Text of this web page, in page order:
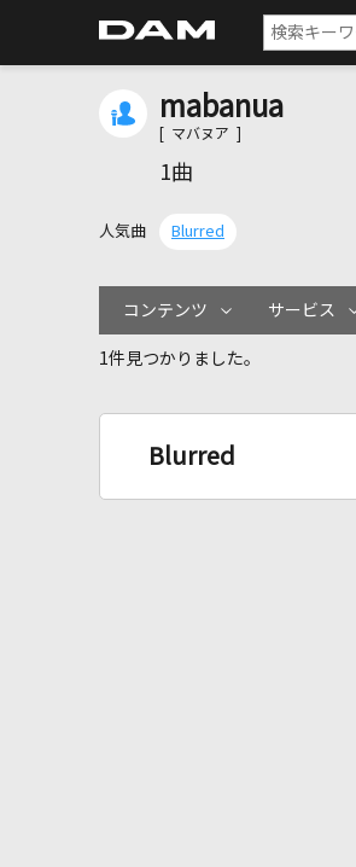
mabanua
[ マバヌア ]
1曲
人気曲 Blurred
コンテンツ サービス
1件見つかりました。
Blurred